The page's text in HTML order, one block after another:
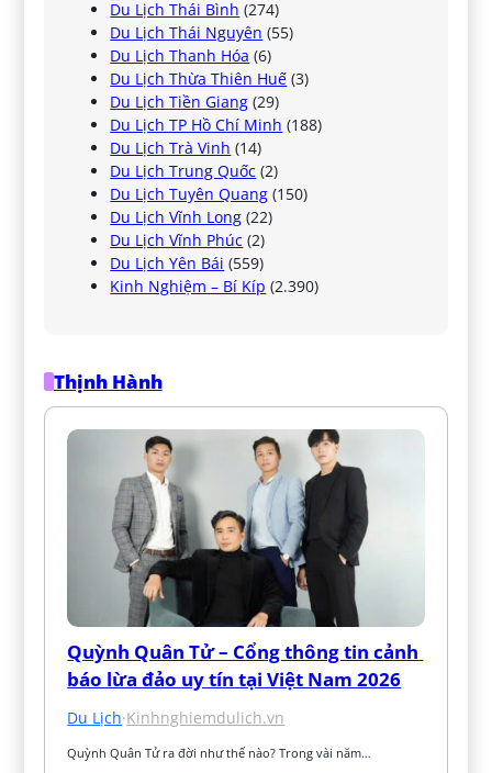
Du Lịch Thái Bình (274)
Du Lịch Thái Nguyên (55)
Du Lịch Thanh Hóa (6)
Du Lịch Thừa Thiên Huế (3)
Du Lịch Tiền Giang (29)
Du Lịch TP Hồ Chí Minh (188)
Du Lịch Trà Vinh (14)
Du Lịch Trung Quốc (2)
Du Lịch Tuyên Quang (150)
Du Lịch Vĩnh Long (22)
Du Lịch Vĩnh Phúc (2)
Du Lịch Yên Bái (559)
Kinh Nghiệm – Bí Kíp (2.390)
Thịnh Hành
Quỳnh Quân Tử – Cổng thông tin cảnh
báo lừa đảo uy tín tại Việt Nam 2026
Du Lịch·Kinhnghiemdulich.vn
Quỳnh Quân Tử ra đời như thế nào? Trong vài năm…